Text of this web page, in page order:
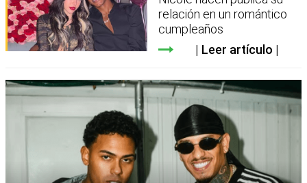
relación en un romántico
cumpleaños
Leer artículo